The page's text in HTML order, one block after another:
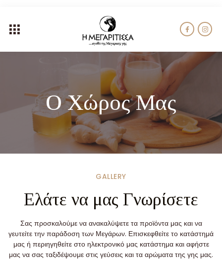
Ο Χώρος Μας
GALLERY
Ελάτε να μας Γνωρίσετε
Σας προσκαλούμε να ανακαλύψετε τα προϊόντα μας και να
γευτείτε την παράδοση των Μεγάρων. Επισκεφθείτε το κατάστημά
μας ή περιηγηθείτε στο ηλεκτρονικό μας κατάστημα και αφήστε
μας να σας ταξιδέψουμε στις γεύσεις και τα αρώματα της γης μας.